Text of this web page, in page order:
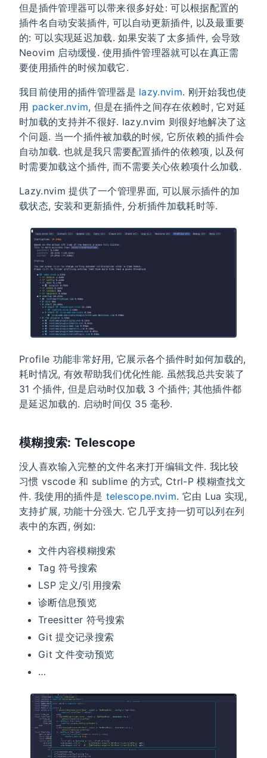
但是插件管理器可以带来很多好处: 可以根据配置的
插件名自动安装插件, 可以自动更新插件, 以及最重要
的: 可以实现延迟加载. 如果安装了太多插件, 会导致
Neovim 启动缓慢. 使用插件管理器就可以在真正需
要使用插件的时候加载它.
我目前使用的插件管理器是 lazy.nvim. 刚开始我也使
用 packer.nvim, 但是在插件之间存在依赖时, 它对延
时加载的支持并不很好. lazy.nvim 则很好地解决了这
个问题. 当一个插件被加载的时候, 它所依赖的插件会
自动加载. 也就是我只需要配置插件的依赖项, 以及何
时需要加载这个插件, 而不需要关心依赖项什么加载.
Lazy.nvim 提供了一个管理界面, 可以展示插件的加
载状态, 安装和更新插件, 分析插件加载耗时等.
Profile 功能非常好用, 它展示各个插件时如何加载的,
耗时情况, 有效帮助我们优化性能. 虽然我总共安装了
31 个插件, 但是启动时仅加载 3 个插件; 其他插件都
是延迟加载的. 启动时间仅 35 毫秒.
模糊搜索: Telescope
没人喜欢输入完整的文件名来打开编辑文件. 我比较
习惯 vscode 和 sublime 的方式, Ctrl-P 模糊查找文
件. 我使用的插件是 telescope.nvim. 它由 Lua 实现,
支持扩展, 功能十分强大. 它几乎支持一切可以列在列
表中的东西, 例如:
文件内容模糊搜索
Tag 符号搜索
LSP 定义/引用搜索
诊断信息预览
Treesitter 符号搜索
Git 提交记录搜索
Git 文件变动预览
…